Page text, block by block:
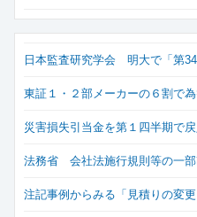
日本監査研究学会 明大で「第
東証１・２部メーカーの６割で
災害損失引当金を第１四半期で戻
法務省 会社法施行規則等の一
注記事例からみる「見積りの変更